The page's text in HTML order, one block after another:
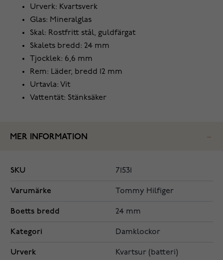
Urverk: Kvartsverk
Glas: Mineralglas
Skal: Rostfritt stål, guldfärgat
Skalets bredd: 24 mm
Tjocklek: 6,6 mm
Rem: Läder, bredd 12 mm
Urtavla: Vit
Vattentät: Stänksäker
MER INFORMATION
SKU 71531
Varumärke Tommy Hilfiger
Boetts bredd 24 mm
Kategori Damklockor
Urverk Kvartsur (batteri)